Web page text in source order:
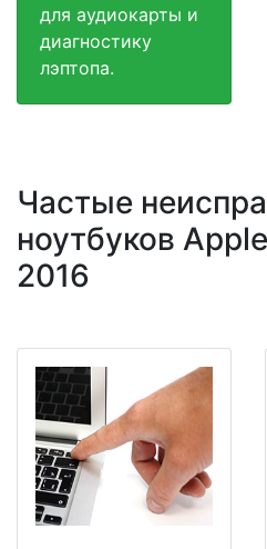
для аудиокарты и
диагностику
лэптопа.
Частые
ноутбуков
2016